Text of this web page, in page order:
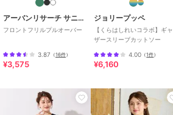
Tシャツ・カットソー
LL･13号以上あり
アーバンリサーチ サニーレーベル
フロントフリルプルオーバー
3.87 （16件）
¥3,575
ジョリープッペ
【くらはしれいコラボ】ギャ
ザースリーブカットソー
4.00 （1件）
¥6,160